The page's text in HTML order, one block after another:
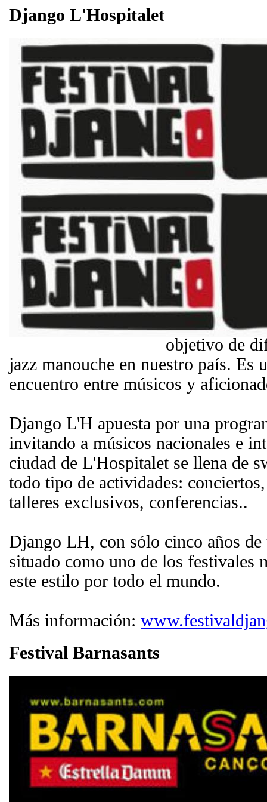
Django L'Hospitalet
El Festival
el mes de
de
festival del
dedicado al
especial a la
Reinhardt.
objetivo de
jazz manouche en nuestro país. Es
encuentro entre músicos y
Django L'H apuesta por una
invitando a músicos nacionales e
ciudad de L'Hospitalet se llena de
todo tipo de actividades:
talleres exclusivos, conferencias..
Django LH, con sólo cinco años de
situado como uno de los festivales
este estilo por todo el mundo.
Más información:
Festival Barnasants